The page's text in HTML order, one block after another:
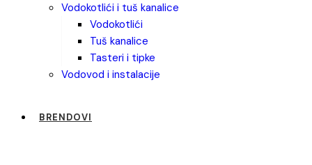
vodokotlići i tuš kanalice
vodokotlići
tuš kanalice
tasteri i tipke
vodovod i instalacije
BRENDOVI